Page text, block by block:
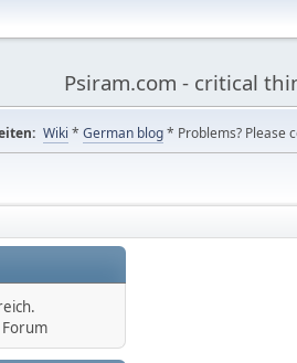
Psiram.com - critical
Wiki * German blog* Problems? Please